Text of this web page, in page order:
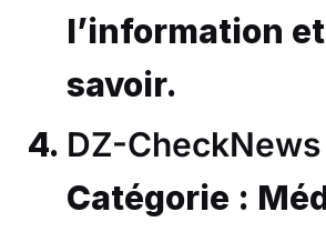
l’information
savoir.
DZ-CheckNews
Catégorie :